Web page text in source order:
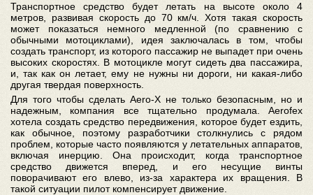
Транспортное средство будет летать на высоте около 4
метров, развивая скорость до 70 км/ч. Хотя такая скорость
может показаться немного медленной (по сравнению с
обычными мотоциклами), идея заключалась в том, чтобы
создать транспорт, из которого пассажир не выпадет при очень
высоких скоростях. В мотоцикле могут сидеть два пассажира,
и, так как он летает, ему не нужны ни дороги, ни какая-либо
другая твердая поверхность.
Для того чтобы сделать Aero-X не только безопасным, но и
надежным, компания все тщательно продумала. Aerofex
хотела создать средство передвижения, которое будет ездить,
как обычное, поэтому разработчики столкнулись с рядом
проблем, которые часто появляются у летательных аппаратов,
включая инерцию. Она происходит, когда транспортное
средство движется вперед, и его несущие винты
поворачивают его влево, из-за характера их вращения. В
такой ситуации пилот компенсирует движение.